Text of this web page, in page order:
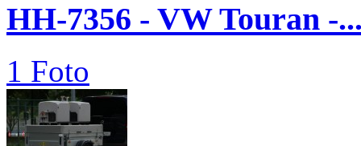
HH-7356 - VW Touran -
1 Foto